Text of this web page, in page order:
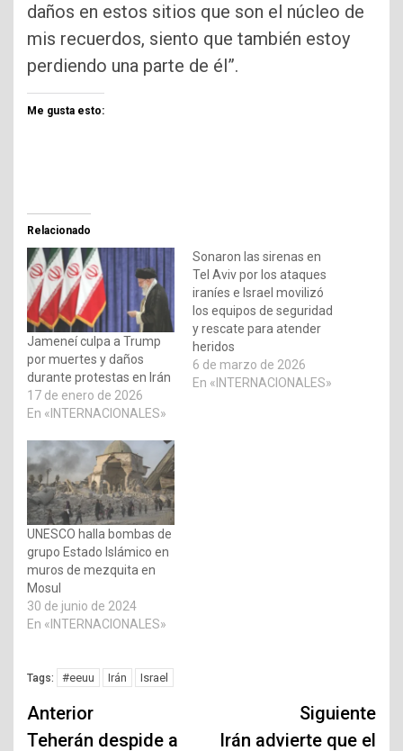
daños en estos sitios que son el núcleo de
mis recuerdos, siento que también estoy
perdiendo una parte de él”.
Me gusta esto:
Relacionado
Jameneí culpa a Trump
por muertes y daños
durante protestas en Irán
17 de enero de 2026
En «INTERNACIONALES»
Sonaron las sirenas en
Tel Aviv por los ataques
iraníes e Israel movilizó
los equipos de seguridad
y rescate para atender
heridos
6 de marzo de 2026
En «INTERNACIONALES»
UNESCO halla bombas de
grupo Estado Islámico en
muros de mezquita en
Mosul
30 de junio de 2024
En «INTERNACIONALES»
Tags: #eeuu Irán Israel
Navegación
de
Anterior
Teherán despide a
Siguiente
Irán advierte que el